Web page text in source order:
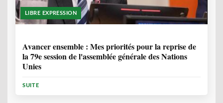
LIBRE EXPRESSION
Avancer ensemble : Mes priorités pour la reprise de
la 79e session de l'assemblée générale des Nations
Unies
SUITE